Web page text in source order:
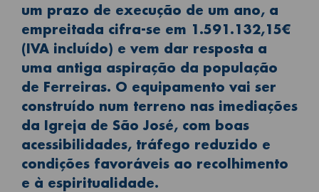
um prazo de execução de um ano, a
empreitada cifra-se em 1.591.132,15€
(IVA incluído) e vem dar resposta a
uma antiga aspiração da população
de Ferreiras. O equipamento vai ser
construído num terreno nas imediações
da Igreja de São José, com boas
acessibilidades, tráfego reduzido e
condições favoráveis ao recolhimento
e à espiritualidade.